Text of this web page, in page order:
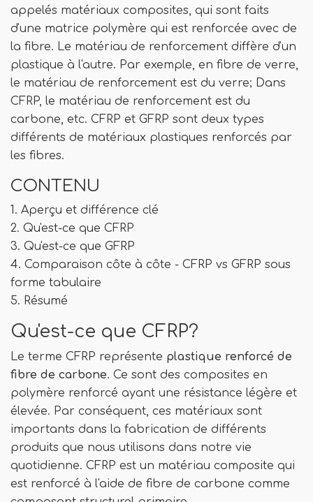
appelés matériaux composites, qui sont faits
d'une matrice polymère qui est renforcée avec de
la fibre. Le matériau de renforcement diffère d'un
plastique à l'autre. Par exemple, en fibre de verre,
le matériau de renforcement est du verre; Dans
CFRP, le matériau de renforcement est du
carbone, etc. CFRP et GFRP sont deux types
différents de matériaux plastiques renforcés par
les fibres.
CONTENU
1. Aperçu et différence clé
2. Qu'est-ce que CFRP
3. Qu'est-ce que GFRP
4. Comparaison côte à côte - CFRP vs GFRP sous
forme tabulaire
5. Résumé
Qu'est-ce que CFRP?
Le terme CFRP représente plastique renforcé de
fibre de carbone. Ce sont des composites en
polymère renforcé ayant une résistance légère et
élevée. Par conséquent, ces matériaux sont
importants dans la fabrication de différents
produits que nous utilisons dans notre vie
quotidienne. CFRP est un matériau composite qui
est renforcé à l'aide de fibre de carbone comme